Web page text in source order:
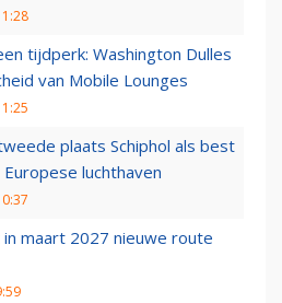
tijdperk: Washington Dulles
van Mobile Lounges
plaats Schiphol als best
luchthaven
maart 2027 nieuwe route